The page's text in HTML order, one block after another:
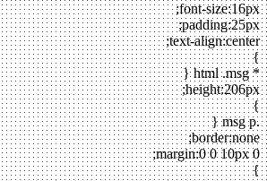
font-size:16px;
padding:25px;
text-align:center;
}
* html .msg {
height:206px;
}
.msg p {
border:none;
margin:0 0 10px 0;
}